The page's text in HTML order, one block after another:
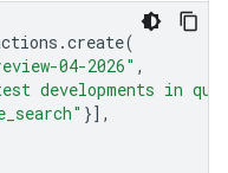
.create(
04-2026" ,
developments in
}],